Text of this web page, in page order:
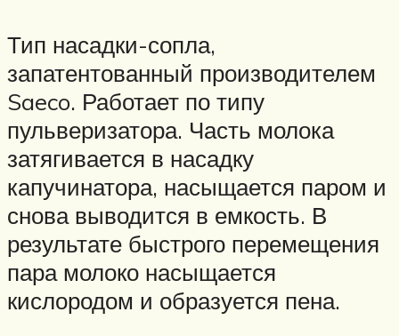
Тип насадки-сопла,
запатентованный производителем
Saeco. Работает по типу
пульверизатора. Часть молока
затягивается в насадку
капучинатора, насыщается паром и
снова выводится в емкость. В
результате быстрого перемещения
пара молоко насыщается
кислородом и образуется пена.